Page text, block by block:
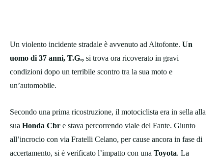
Un violento incidente stradale è avvenuto ad Altofonte. Un
uomo di 37 anni, T.G., si trova ora ricoverato in gravi
condizioni dopo un terribile scontro tra la sua moto e
un’automobile.
Secondo una prima ricostruzione, il motociclista era in sella alla
sua Honda Cbr e stava percorrendo viale del Fante. Giunto
all’incrocio con via Fratelli Celano, per cause ancora in fase di
accertamento, si è verificato l’impatto con una Toyota. La